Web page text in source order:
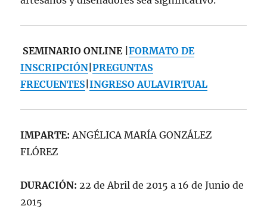
SEMINARIO ONLINE |FORMATO DE
INSCRIPCIÓN |PREGUNTAS
FRECUENTES |INGRESO AULAVIRTUAL
IMPARTE:ANGÉLICA MARÍA GONZÁLEZ
FLÓREZ
DURACIÓN:22 de Abril de 2015 a 16 de Junio de
2015